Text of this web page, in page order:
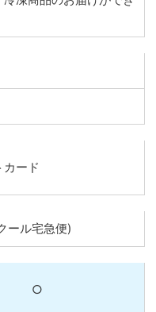
カード
ール宅急便)
○